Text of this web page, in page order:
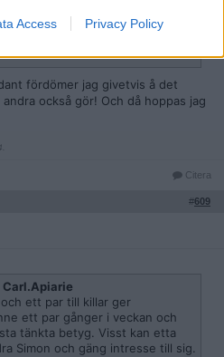
Access Privacy Policy
går bananas när det gäller Olle
fördömer jag givetvis å det
också gör! Och då hoppas jag
Citera
#609
Carl.Apiarie
ett par till killar ger
ett par gånger i veckan och
tänkta betyg. Visst kan etta
Simon och gäng intresse till sig.